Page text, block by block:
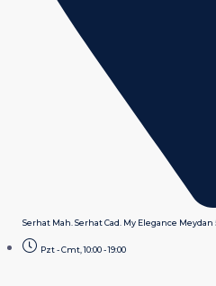
Serhat Mah. Serhat Cad. My Elegance
Pzt - Cmt, 10:00 - 19:00